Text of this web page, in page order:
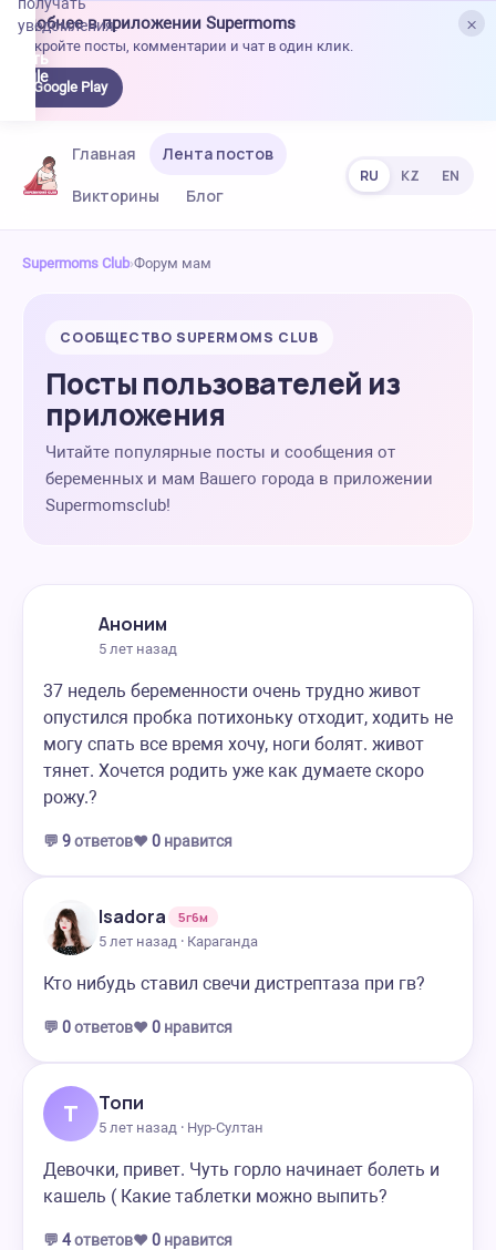
×
Удобнее в приложении Supermoms
Откройте посты, комментарии и чат в один клик.
Google Play
уведомления.
Главная
Лента постов
Викторины
Блог
RU KZ EN
Supermoms Club›Форум мам
СООБЩЕСТВО SUPERMOMS CLUB
Посты пользователей из
приложения
Читайте популярные посты и сообщения от
беременных и мам Вашего города в приложении
Supermomsclub!
Аноним
5 лет назад
37 недель беременности очень трудно живот
опустился пробка потихоньку отходит, ходить не
могу спать все время хочу, ноги болят. живот
тянет. Хочется родить уже как думаете скоро
рожу.?
💬 9ответов❤️ 0 нравится
Isadora
5г6м
5 лет назад · Караганда
Кто нибудь ставил свечи дистрептаза при гв?
💬 0ответов❤️ 0 нравится
Т Топи
5 лет назад · Нур-Султан
Девочки, привет. Чуть горло начинает болеть и
кашель ( Какие таблетки можно выпить?
💬 4ответов❤️ 0 нравится